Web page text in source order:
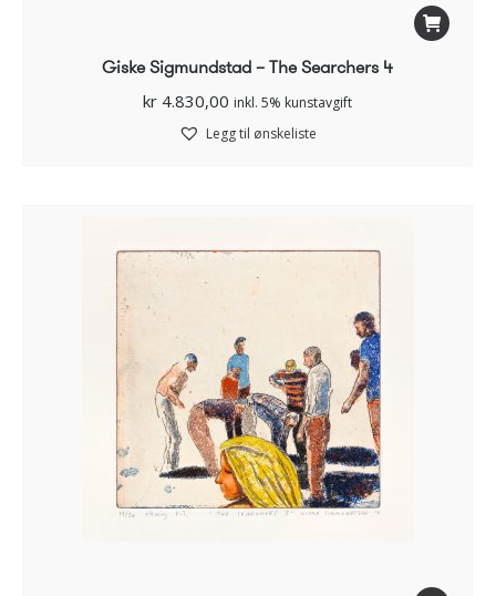
Giske Sigmundstad – The Searchers 4
kr 4.830,00 inkl. 5% kunstavgift
Legg til ønskeliste